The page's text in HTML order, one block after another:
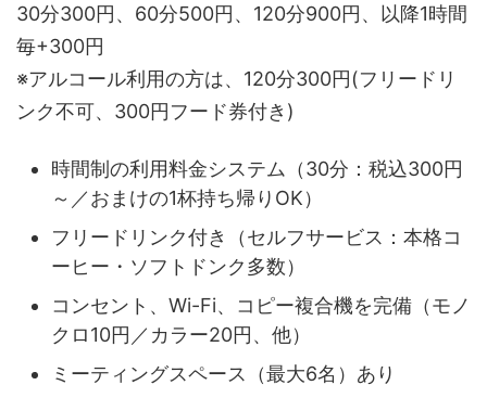
30分300円、60分500円、120分900円、以降1時間
毎+300円
※アルコール利用の方は、120分300円(フリードリ
ンク不可、300円フード券付き)
時間制の利用料金システム（30分：税込300円
～／おまけの1杯持ち帰りOK）
フリードリンク付き（セルフサービス：本格コ
ーヒー・ソフトドンク多数）
コンセント、Wi-Fi、コピー複合機を完備（モノ
クロ10円／カラー20円、他）
ミーティングスペース（最大6名）あり